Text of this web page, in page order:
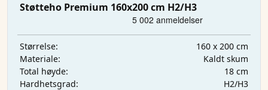
Støtteho Premium 160x200 cm H2/H3
Størrelse:
160 x 200 cm
Materiale:
Kaldt skum
Total høyde:
18 cm
Hardhetsgrad:
H2/H3